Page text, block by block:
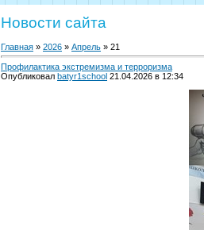
Новости сайта
Главная » 2026 » Апрель » 21
Профилактика экстремизма и терроризма
Опубликовал batyr1school 21.04.2026 в 12:34